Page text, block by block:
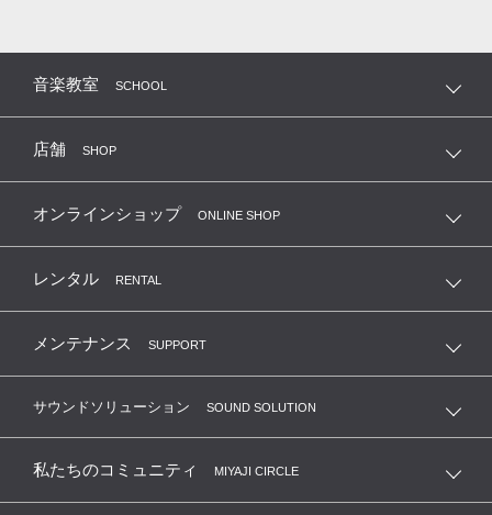
音楽教室 SCHOOL
店舗 SHOP
オンラインショップ ONLINE SHOP
レンタル RENTAL
メンテナンス SUPPORT
サウンドソリューション SOUND SOLUTION
私たちのコミュニティ MIYAJI CIRCLE